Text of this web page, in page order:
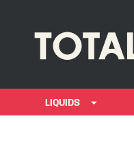
LIQUIDS